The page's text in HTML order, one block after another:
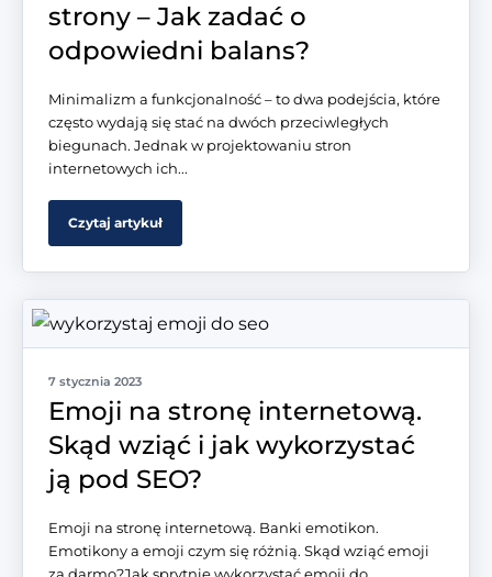
strony – Jak zadać o
odpowiedni balans?
Minimalizm a funkcjonalność – to dwa podejścia, które
często wydają się stać na dwóch przeciwległych
biegunach. Jednak w projektowaniu stron
internetowych ich...
Czytaj artykuł
7 stycznia 2023
Emoji na stronę internetową.
Skąd wziąć i jak wykorzystać
ją pod SEO?
Emoji na stronę internetową. Banki emotikon.
Emotikony a emoji czym się różnią. Skąd wziąć emoji